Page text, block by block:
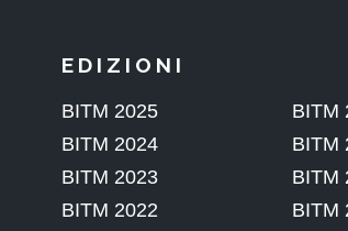
EDIZIONI